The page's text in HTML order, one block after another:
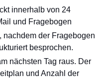
innerhalb von 24
und Fragebogen
nachdem der Fragebogen
besprochen.
nächsten Tag raus. Der
und Anzahl der